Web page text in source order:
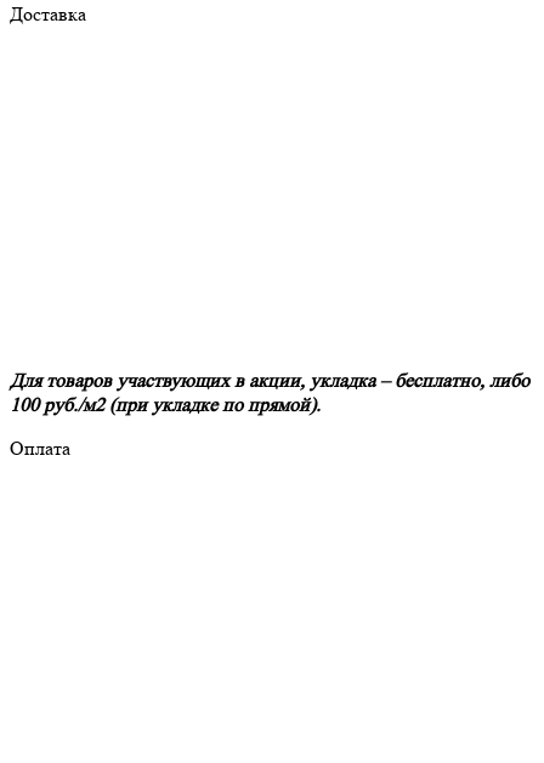
Доставка
Для товаров участвующих в акции, укладка – бесплатно, либо
100 руб./м2 (при укладке по прямой).
Оплата